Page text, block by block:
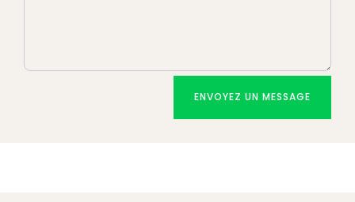
ENVOYEZ UN MESSAGE